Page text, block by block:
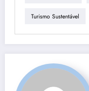
Turismo Sustentável